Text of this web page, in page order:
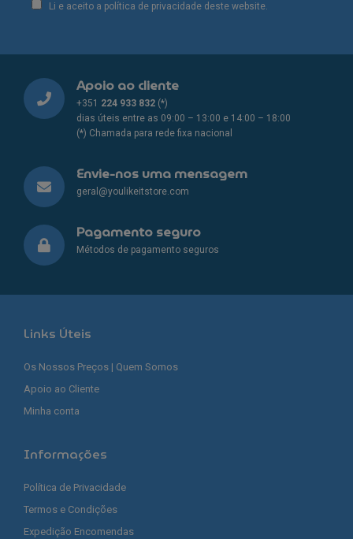
Li e aceito a política de privacidade deste website.
Apoio ao cliente
+351 224 933 832 (*)
dias úteis entre as 09:00 – 13:00 e 14:00 – 18:00
(*) Chamada para rede fixa nacional
Envie-nos uma mensagem
geral@youlikeitstore.com
Pagamento seguro
Métodos de pagamento seguros
Links Úteis
Os Nossos Preços | Quem Somos
Apoio ao Cliente
Minha conta
Informações
Política de Privacidade
Termos e Condições
Expedição Encomendas